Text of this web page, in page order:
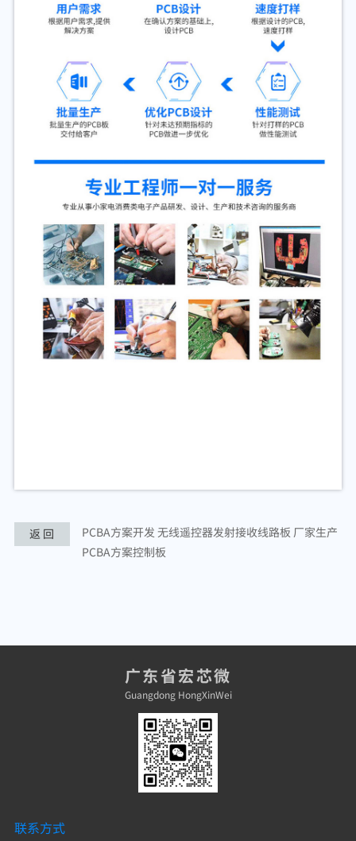
上一条
PCBA方案开发 无线遥控器发射接收线路板 厂家生产
PCBA方案控制板
返 回
广东省宏芯微
Guangdong HongXinWei
联系方式